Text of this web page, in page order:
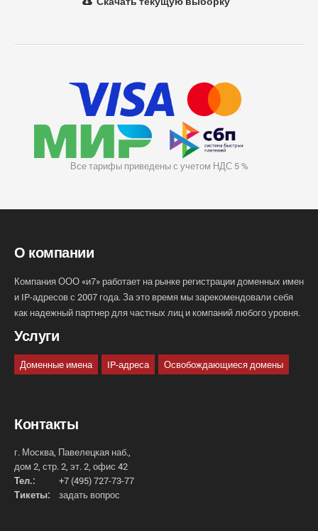
Все тарифы приведены с учетом НДС 5 %
О компании
Компания ООО «и7» работает на рынке регистрации доменных имен
и IP-адресов с 2007 года. За это время мы зарекомендовали себя
как надежный партнер для частных лиц и компаний любого уровня.
Услуги
Доменные имена IP-адреса Освобождающиеся домены
Контакты
г. Москва, Павелецкая наб.,
дом 2, стр. 2, эт. 2, офис 42
Тел.:
+7 (495) 727-73-77
Тикеты:
задать вопрос